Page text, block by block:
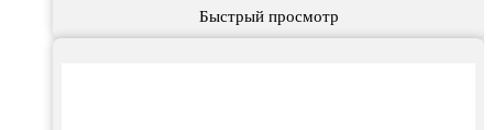
Быстрый просмотр